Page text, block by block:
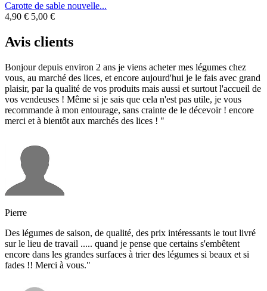
Carotte de sable nouvelle...
4,90 € 5,00 €
Avis clients
Bonjour depuis environ 2 ans je viens acheter mes légumes chez
vous, au marché des lices, et encore aujourd'hui je le fais avec grand
plaisir, par la qualité de vos produits mais aussi et surtout l'accueil de
vos vendeuses ! Même si je sais que cela n'est pas utile, je vous
recommande à mon entourage, sans crainte de le décevoir ! encore
merci et à bientôt aux marchés des lices ! "
Pierre
Des légumes de saison, de qualité, des prix intéressants le tout livré
sur le lieu de travail ..... quand je pense que certains s'embêtent
encore dans les grandes surfaces à trier des légumes si beaux et si
fades !! Merci à vous."